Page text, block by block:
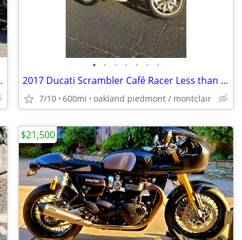
California💥
• • • • • • •
2017 Ducati Scrambler Café Racer Less than 1000 miles
7/10 600mi oakland piedmont / montclair
$21,500